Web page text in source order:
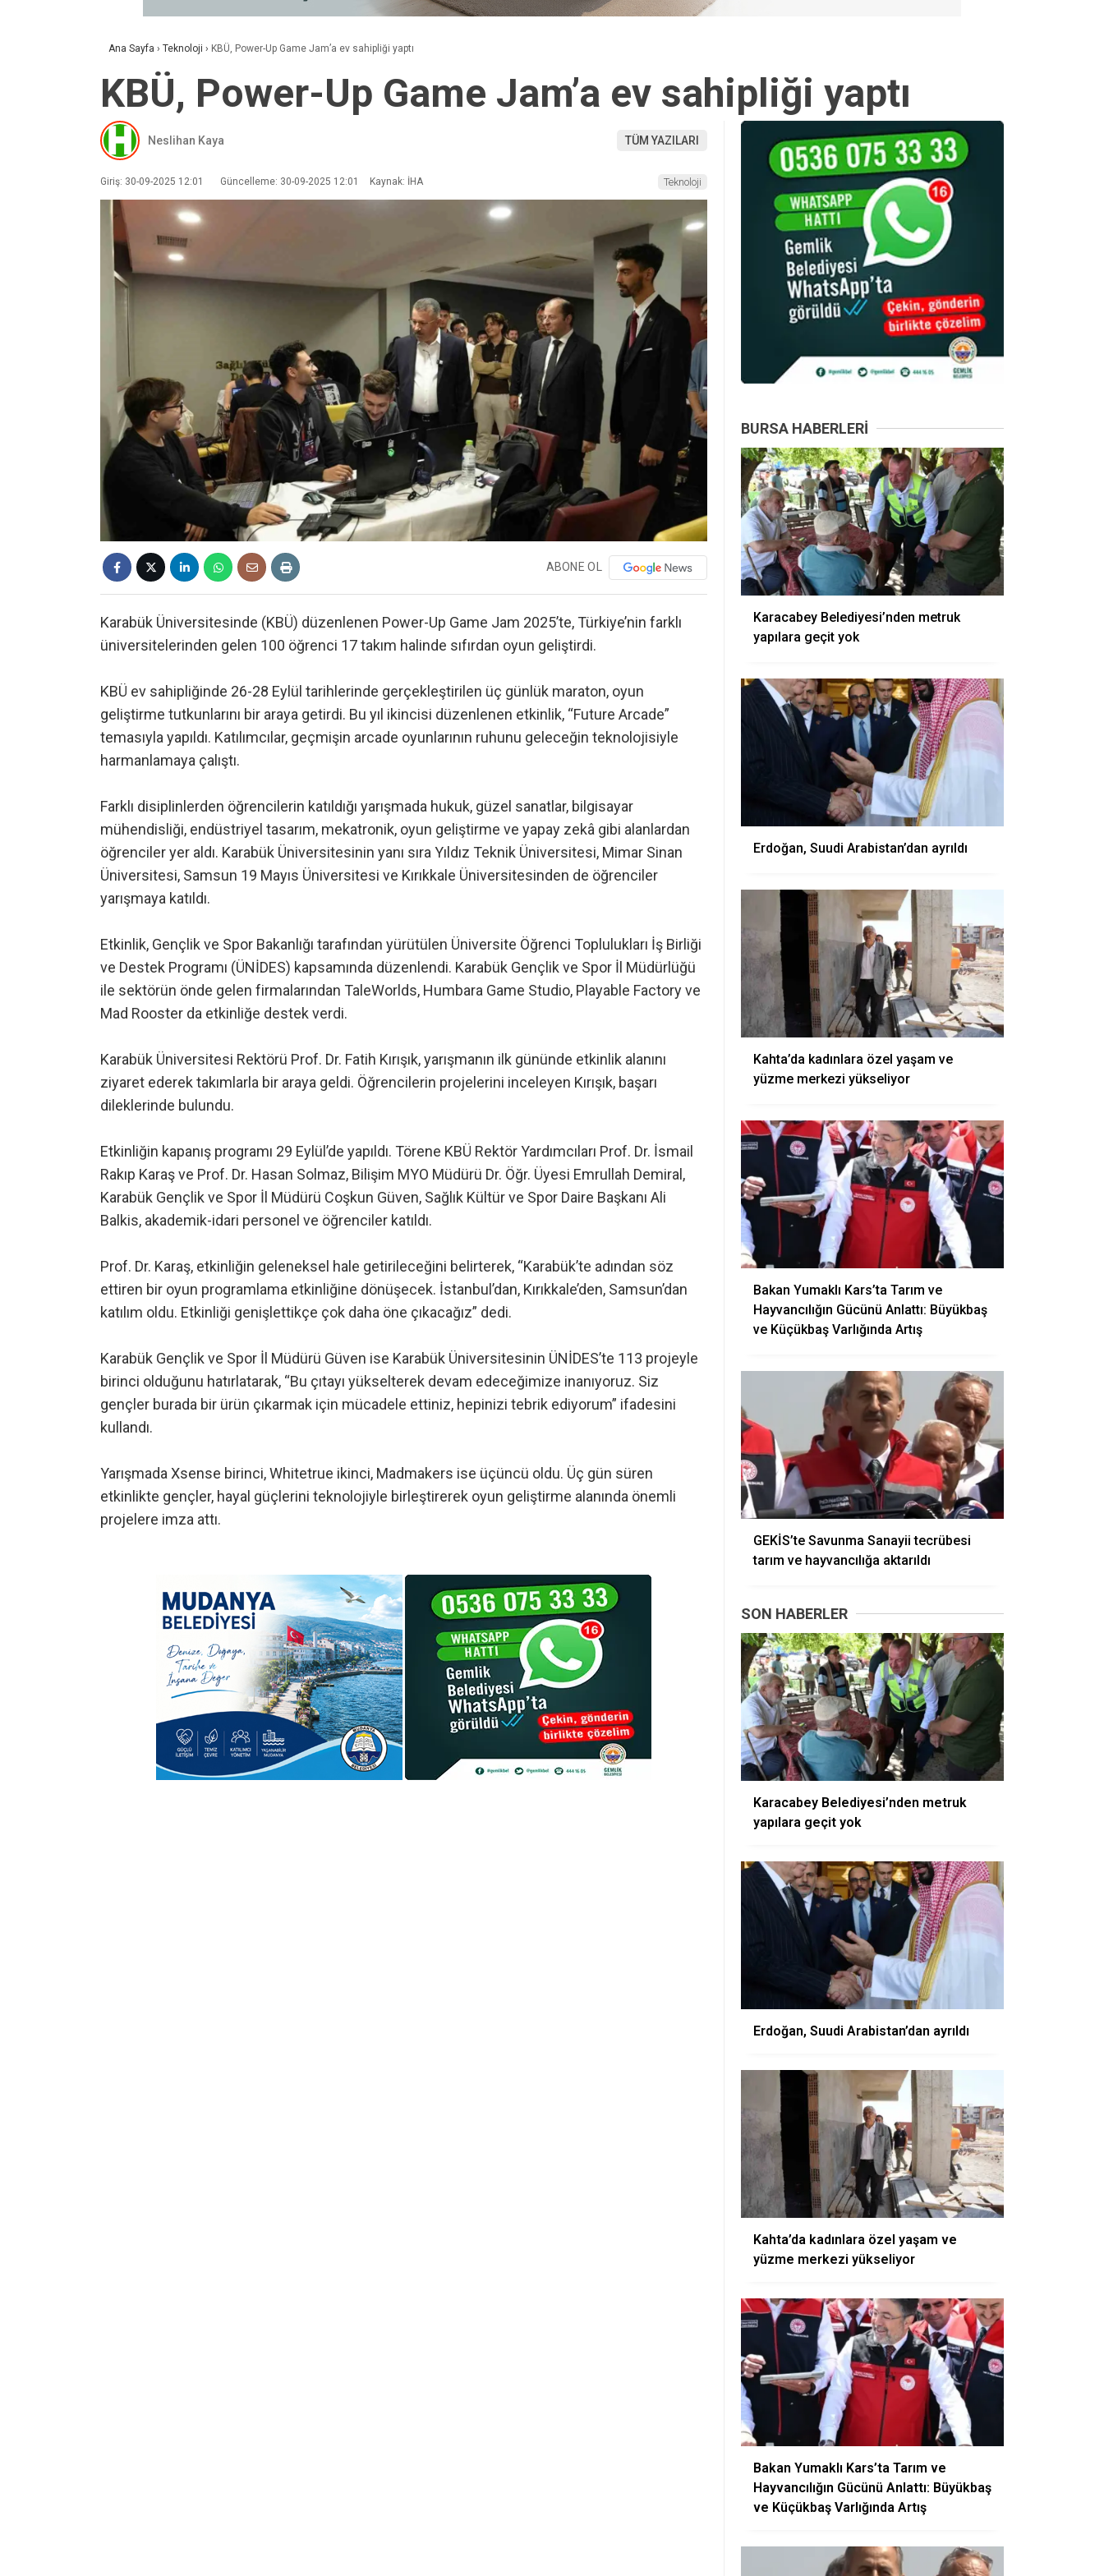
Ana Sayfa › Teknoloji › KBÜ, Power-Up Game Jam’a ev sahipliği yaptı
KBÜ, Power-Up Game Jam’a ev sahipliği yaptı
Neslihan Kaya TÜM YAZILARI
Giriş: 30-09-2025 12:01 Güncelleme: 30-09-2025 12:01 Kaynak: İHA Teknoloji
ABONE OL
Karabük Üniversitesinde (KBÜ) düzenlenen Power-Up Game Jam 2025’te, Türkiye’nin farklı
üniversitelerinden gelen 100 öğrenci 17 takım halinde sıfırdan oyun geliştirdi.
KBÜ ev sahipliğinde 26-28 Eylül tarihlerinde gerçekleştirilen üç günlük maraton, oyun
geliştirme tutkunlarını bir araya getirdi. Bu yıl ikincisi düzenlenen etkinlik, “Future Arcade”
temasıyla yapıldı. Katılımcılar, geçmişin arcade oyunlarının ruhunu geleceğin teknolojisiyle
harmanlamaya çalıştı.
Farklı disiplinlerden öğrencilerin katıldığı yarışmada hukuk, güzel sanatlar, bilgisayar
mühendisliği, endüstriyel tasarım, mekatronik, oyun geliştirme ve yapay zekâ gibi alanlardan
öğrenciler yer aldı. Karabük Üniversitesinin yanı sıra Yıldız Teknik Üniversitesi, Mimar Sinan
Üniversitesi, Samsun 19 Mayıs Üniversitesi ve Kırıkkale Üniversitesinden de öğrenciler
yarışmaya katıldı.
Etkinlik, Gençlik ve Spor Bakanlığı tarafından yürütülen Üniversite Öğrenci Toplulukları İş Birliği
ve Destek Programı (ÜNİDES) kapsamında düzenlendi. Karabük Gençlik ve Spor İl Müdürlüğü
ile sektörün önde gelen firmalarından TaleWorlds, Humbara Game Studio, Playable Factory ve
Mad Rooster da etkinliğe destek verdi.
Karabük Üniversitesi Rektörü Prof. Dr. Fatih Kırışık, yarışmanın ilk gününde etkinlik alanını
ziyaret ederek takımlarla bir araya geldi. Öğrencilerin projelerini inceleyen Kırışık, başarı
dileklerinde bulundu.
Etkinliğin kapanış programı 29 Eylül’de yapıldı. Törene KBÜ Rektör Yardımcıları Prof. Dr. İsmail
Rakıp Karaş ve Prof. Dr. Hasan Solmaz, Bilişim MYO Müdürü Dr. Öğr. Üyesi Emrullah Demiral,
Karabük Gençlik ve Spor İl Müdürü Coşkun Güven, Sağlık Kültür ve Spor Daire Başkanı Ali
Balkis, akademik-idari personel ve öğrenciler katıldı.
Prof. Dr. Karaş, etkinliğin geleneksel hale getirileceğini belirterek, “Karabük’te adından söz
ettiren bir oyun programlama etkinliğine dönüşecek. İstanbul’dan, Kırıkkale’den, Samsun’dan
katılım oldu. Etkinliği genişlettikçe çok daha öne çıkacağız” dedi.
Karabük Gençlik ve Spor İl Müdürü Güven ise Karabük Üniversitesinin ÜNİDES’te 113 projeyle
birinci olduğunu hatırlatarak, “Bu çıtayı yükselterek devam edeceğimize inanıyoruz. Siz
gençler burada bir ürün çıkarmak için mücadele ettiniz, hepinizi tebrik ediyorum” ifadesini
kullandı.
Yarışmada Xsense birinci, Whitetrue ikinci, Madmakers ise üçüncü oldu. Üç gün süren
etkinlikte gençler, hayal güçlerini teknolojiyle birleştirerek oyun geliştirme alanında önemli
projelere imza attı.
BURSA HABERLERI
Karacabey Belediyesi’nden metruk
yapılara geçit yok
Erdoğan, Suudi Arabistan’dan ayrıldı
Kahta’da kadınlara özel yaşam ve
yüzme merkezi yükseliyor
Bakan Yumaklı Kars’ta Tarım ve
Hayvancılığın Gücünü Anlattı: Büyükbaş
ve Küçükbaş Varlığında Artış
GEKİS’te Savunma Sanayii tecrübesi
tarım ve hayvancılığa aktarıldı
SON HABERLER
Karacabey Belediyesi’nden metruk
yapılara geçit yok
Erdoğan, Suudi Arabistan’dan ayrıldı
Kahta’da kadınlara özel yaşam ve
yüzme merkezi yükseliyor
Bakan Yumaklı Kars’ta Tarım ve
Hayvancılığın Gücünü Anlattı: Büyükbaş
ve Küçükbaş Varlığında Artış